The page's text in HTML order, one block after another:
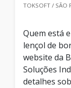
TOKSOFT / SÃO
Quem está
lençol de
website da
Soluções
detalhes